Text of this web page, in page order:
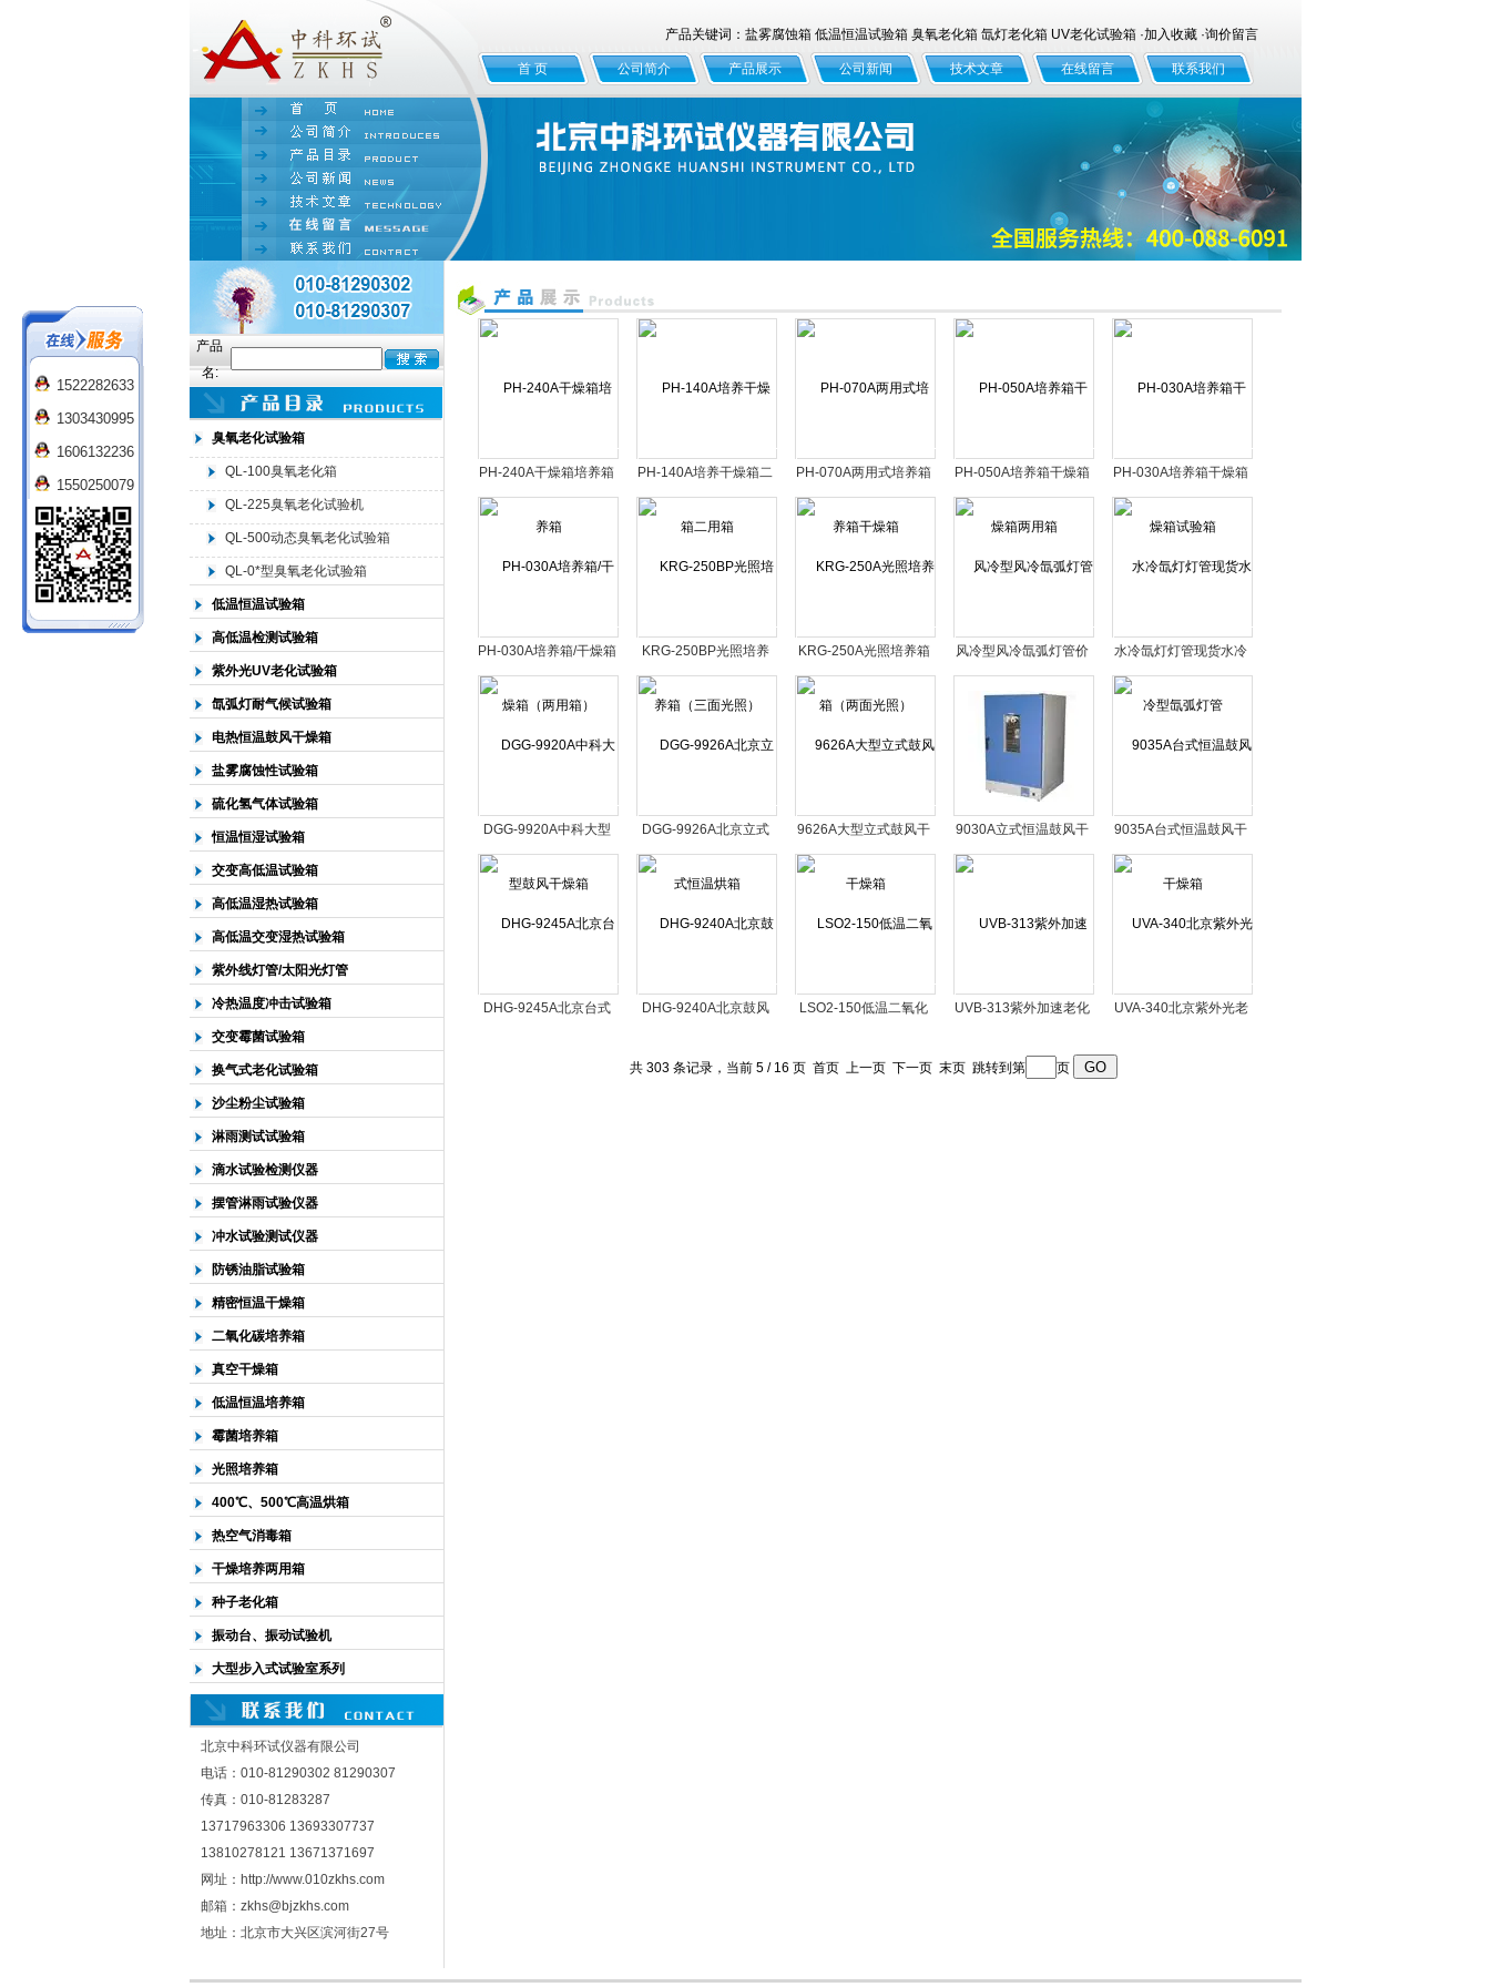
北京中科环试仪器有限公司
产品关键词：盐雾腐蚀箱 低温恒温试验箱 臭氧老化箱 氙灯老化箱 UV老化试验箱 ·加入收藏·询价留言
首 页 公司简介 产品展示 公司新闻 技术文章 在线留言 联系我们
产品
名:
臭氧老化试验箱
QL-100臭氧老化箱
QL-225臭氧老化试验机
QL-500动态臭氧老化试验箱
QL-0*型臭氧老化试验箱
低温恒温试验箱
高低温检测试验箱
紫外光UV老化试验箱
氙弧灯耐气候试验箱
电热恒温鼓风干燥箱
盐雾腐蚀性试验箱
硫化氢气体试验箱
恒温恒湿试验箱
交变高低温试验箱
高低温湿热试验箱
高低温交变湿热试验箱
紫外线灯管/太阳光灯管
冷热温度冲击试验箱
交变霉菌试验箱
换气式老化试验箱
沙尘粉尘试验箱
淋雨测试试验箱
滴水试验检测仪器
摆管淋雨试验仪器
冲水试验测试仪器
防锈油脂试验箱
精密恒温干燥箱
二氧化碳培养箱
真空干燥箱
低温恒温培养箱
霉菌培养箱
光照培养箱
400℃、500℃高温烘箱
热空气消毒箱
干燥培养两用箱
种子老化箱
振动台、振动试验机
大型步入式试验室系列
北京中科环试仪器有限公司
电话：010-81290302 81290307
传真：010-81283287
13717963306 13693307737
13810278121 13671371697
网址：http://www.010zkhs.com
邮箱：zkhs@bjzkhs.com
地址：北京市大兴区滨河街27号
PH-240A干燥箱培养箱
PH-140A培养干燥箱二
用箱
PH-070A两用式培养箱
干燥箱
PH-050A培养箱干燥箱
两用箱
PH-030A培养箱干燥箱
试验箱
PH-030A培养箱/干燥箱
（两用箱）
KRG-250BP光照培养
箱（三面光照）
KRG-250A光照培养箱
（两面光照）
风冷型风冷氙弧灯管价
格
水冷氙灯灯管现货水冷
型氙弧灯管
DGG-9920A中科大型
鼓风干燥箱
DGG-9926A北京立式
恒温烘箱
9626A大型立式鼓风干
燥箱
9030A立式恒温鼓风干
燥箱
9035A台式恒温鼓风干
燥箱
DHG-9245A北京台式
DHG-9240A北京鼓风
LSO2-150低温二氧化
UVB-313紫外加速老化
UVA-340北京紫外光老
共 303 条记录，当前 5 / 16 页 首页 上一页 下一页 末页跳转到第 页
1522282633
1303430995
1606132236
1550250079